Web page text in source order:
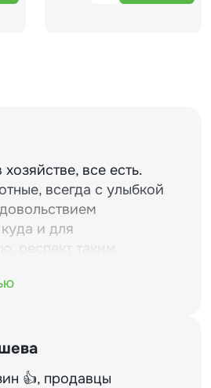
все есть.
всегда с улыбкой
и для
респект таким
👍, продавцы